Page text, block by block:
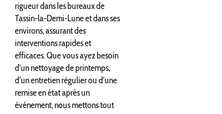
rigueur dans les bureaux de
Tassin-la-Demi-Lune et dans ses
environs, assurant des
interventions rapides et
efficaces. Que vous ayez besoin
d'un nettoyage de printemps,
d'un entretien régulier ou d'une
remise en état après un
événement, nous mettons tout